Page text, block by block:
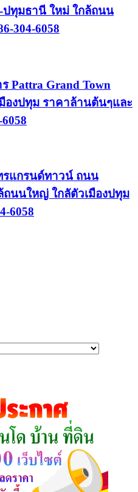
ทุมธานี ใหม่ ใกล้ถนน
304-6058
Pattra Grand Town
องปทุม ราคาล้านต้นๆและ
รแกรนด์ทาวน์ ถนน
นนใหญ่ ใกลัตัวเมืองปทุม
6058